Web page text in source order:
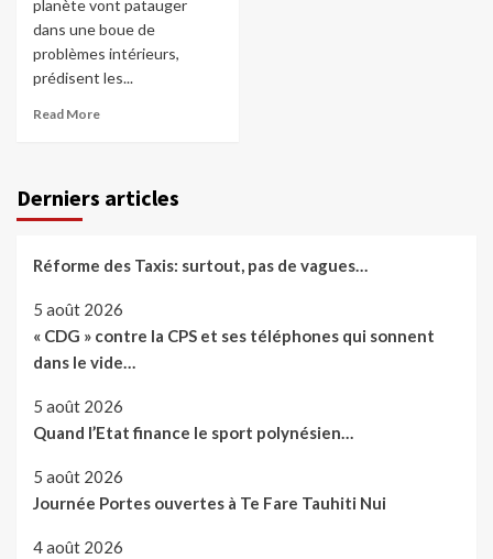
planète vont patauger
dans une boue de
problèmes intérieurs,
prédisent les...
Read More
Derniers articles
Réforme des Taxis: surtout, pas de vagues…
5 août 2026
« CDG » contre la CPS et ses téléphones qui sonnent
dans le vide…
5 août 2026
Quand l’Etat finance le sport polynésien…
5 août 2026
Journée Portes ouvertes à Te Fare Tauhiti Nui
4 août 2026